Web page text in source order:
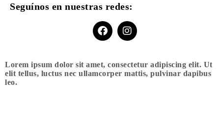
Seguínos en nuestras redes:
Lorem ipsum dolor sit amet, consectetur adipiscing elit. Ut
elit tellus, luctus nec ullamcorper mattis, pulvinar dapibus
leo.